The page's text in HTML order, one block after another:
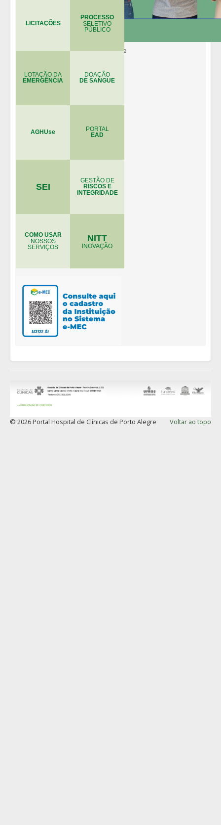
LICITAÇÕES
PROCESSO
SELETIVO
PÚBLICO
LOTAÇÃO DA
EMERGÊNCIA
DOAÇÃO
DE SANGUE
AGHUse PORTAL
EAD
SEI
GESTÃO DE
RISCOS E
INTEGRIDADE
COMO USAR
NOSSOS
SERVIÇOS
NITT
INOVAÇÃO
Voltar ao topo
© 2026 Portal Hospital de Clínicas de Porto Alegre